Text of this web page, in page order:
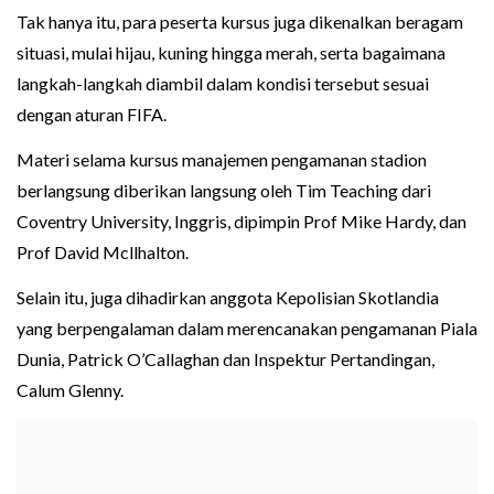
Tak hanya itu, para peserta kursus juga dikenalkan beragam
situasi, mulai hijau, kuning hingga merah, serta bagaimana
langkah-langkah diambil dalam kondisi tersebut sesuai
dengan aturan FIFA.
Materi selama kursus manajemen pengamanan stadion
berlangsung diberikan langsung oleh Tim Teaching dari
Coventry University, Inggris, dipimpin Prof Mike Hardy, dan
Prof David Mcllhalton.
Selain itu, juga dihadirkan anggota Kepolisian Skotlandia
yang berpengalaman dalam merencanakan pengamanan Piala
Dunia, Patrick O’Callaghan dan Inspektur Pertandingan,
Calum Glenny.